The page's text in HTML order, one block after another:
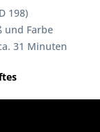
198)
und Farbe
31 Minuten